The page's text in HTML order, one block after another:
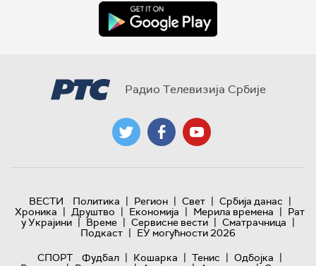
Радио Телевизија Србије
ВЕСТИ Политика | Регион | Свет | Србија данас |
Хроника | Друштво | Економија | Мерила времена | Рат
у Украјини | Време | Сервисне вести | Сматрачница |
Подкаст | ЕУ могућности 2026
СПОРТ
Фудбал | Кошарка | Тенис | Одбојка |